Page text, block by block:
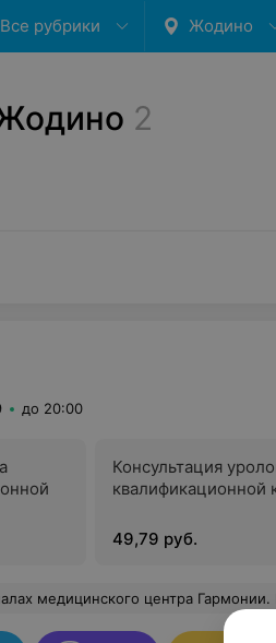
Все рубрики Жодино
2
до 20:00
Консультация
квалификационной
49,79 руб.
безупречная чистота в обоих центрах, профессионализм врачей ( аллерголог и педиатр) . С малышом было очень комфортно. Спасибо руководству за